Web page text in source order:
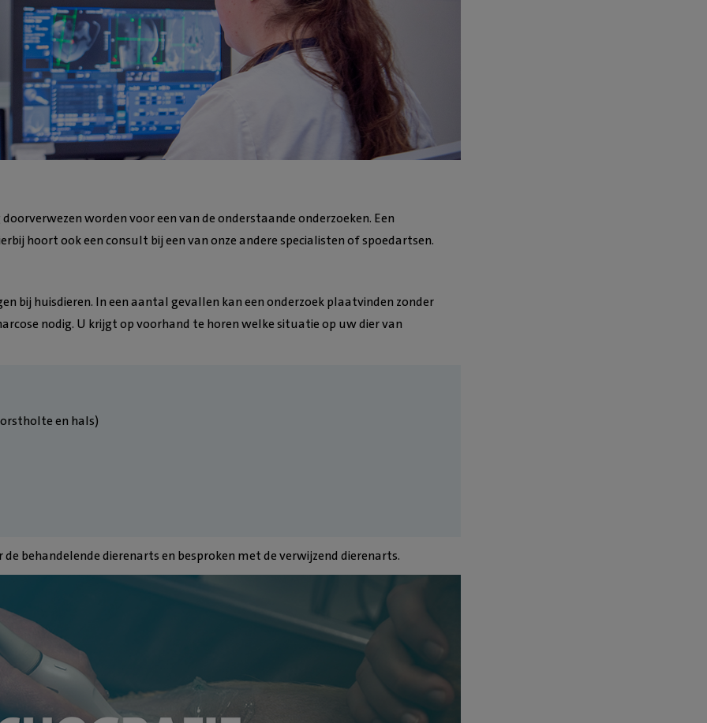
worden voor een van de onderstaande onderzoeken. Een
hoort ook een consult bij een van onze andere specialisten of spoedartsen.
bij huisdieren. In een aantal gevallen kan een onderzoek plaatvinden zonder
nodig. U krijgt op voorhand te horen welke situatie op uw dier van
en hals)
behandelende dierenarts en besproken met de verwijzend dierenarts.